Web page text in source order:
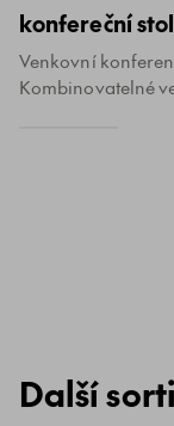
konfereční
Venkovní
Kombinovatelné
Další